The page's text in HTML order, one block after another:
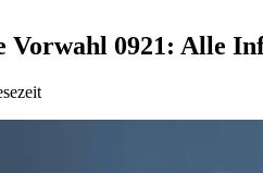
Vorwahl 0921: Alle